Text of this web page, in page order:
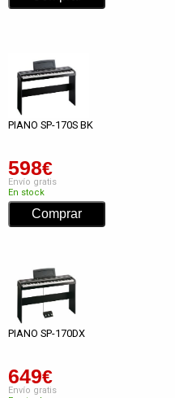
PIANO SP-170S BK
598€
Envío gratis
En stock
PIANO SP-170DX
649€
Envío gratis